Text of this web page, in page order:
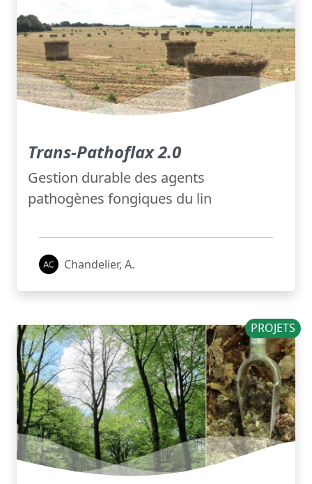
Trans-Pathoflax 2.0
Gestion durable des agents
pathogènes fongiques du lin
Chandelier, A.
PROJETS